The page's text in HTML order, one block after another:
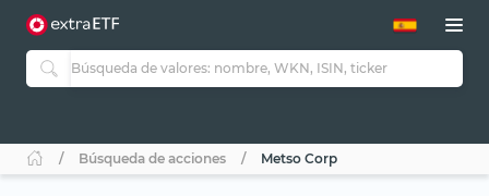
Búsqueda de acciones Metso Corp